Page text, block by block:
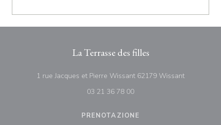
La Terrasse des filles
1 rue Jacques et Pierre Wissant 62179 Wissant((apre una
03 21 36 78 00
PRENOTAZIONE